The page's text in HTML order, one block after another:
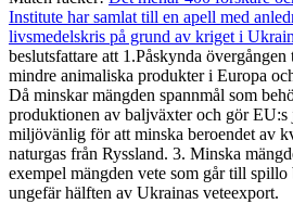
Institute har samlat till en apell med
livsmedelskris på grund av kriget i
beslutsfattare att 1.Påskynda
mindre animaliska produkter i Europa
Då minskar mängden spannmål som
produktionen av baljväxter och gör
miljövänlig för att minska beroendet av
naturgas från Ryssland. 3. Minska
exempel mängden vete som går till
ungefär hälften av Ukrainas veteexport.